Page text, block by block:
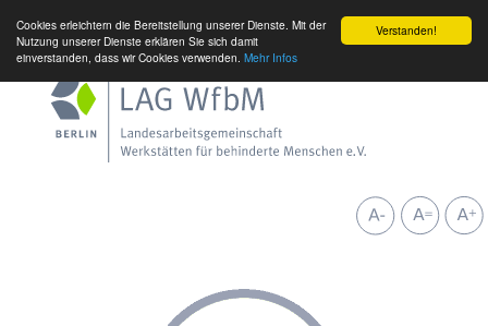
Verstanden!
Cookies erleichtern die Bereitstellung unserer Dienste. Mit der
Nutzung unserer Dienste erklären Sie sich damit
einverstanden, dass wir Cookies verwenden. Mehr Infos